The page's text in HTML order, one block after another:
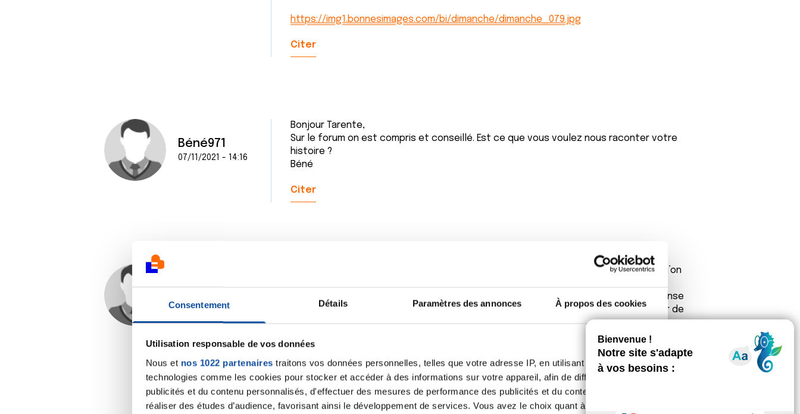
Consentement Détails Paramètres des annonces À propos des cookies
Utilisation responsable de vos données
Nous et nos 1022 partenaires traitons vos données personnelles, telles que votre adresse IP, en utilisant des
technologies comme les cookies pour stocker et accéder à des informations sur votre appareil, afin de diffuser des
publicités et du contenu personnalisés, d'effectuer des mesures de performance des publicités et du contenu, ainsi que de
réaliser des études d’audience, favorisant ainsi le développement de services. Vous avez le choix quant à l'utilisation de
https://img1.bonnesimages.com/bi/dimanche/dimanche_079.jpg
Citer
Béné971
07/11/2021 - 14:16
Bonjour Tarente,
Sur le forum on est compris et conseillé. Est ce que vous voulez nous raconter votre
histoire ?
Béné
Citer
Huma
07/11/2021 - 17:29
Bonjour Tarente je vous souhaite également la bienvenue sur le forum. C’est vrai qu’on
questions qu’on se pose et qu’on ose pas poser à notre oncologue parce qu’on pense
que c’est une question bête ou des questions qu’on aurait tout simplement oublier de
poser. Alors n’hésitez pas surtout si vous en avez . Vous pouvez aussi faire part de vos
peurs ou craintes . Vous aurez toujours de la bienveillance et du soutien jamais de
jugement.
A bientôt et bon courage .
Huma
Citer